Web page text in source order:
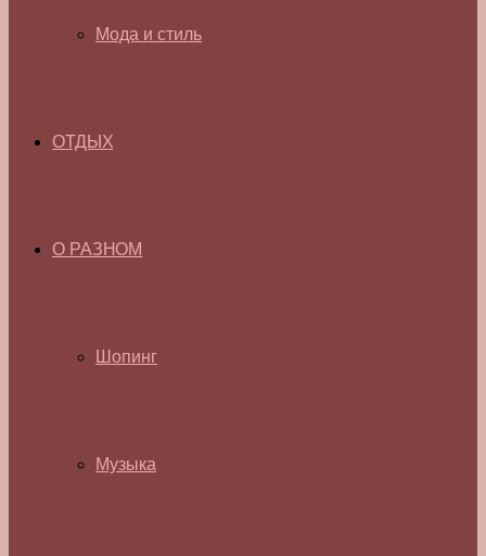
Мода и стиль
ОТДЫХ
О РАЗНОМ
Шопинг
Музыка